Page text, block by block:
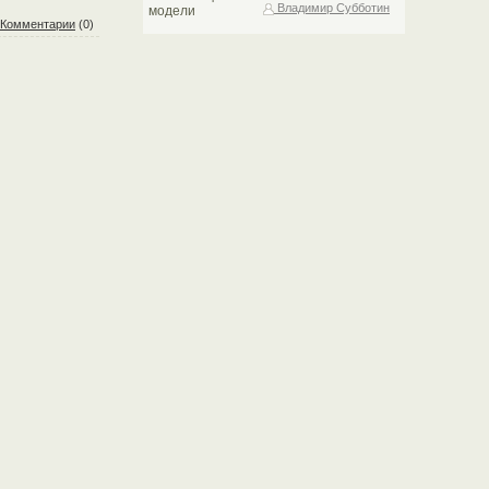
Комментарии (0)
Владимир Субботин